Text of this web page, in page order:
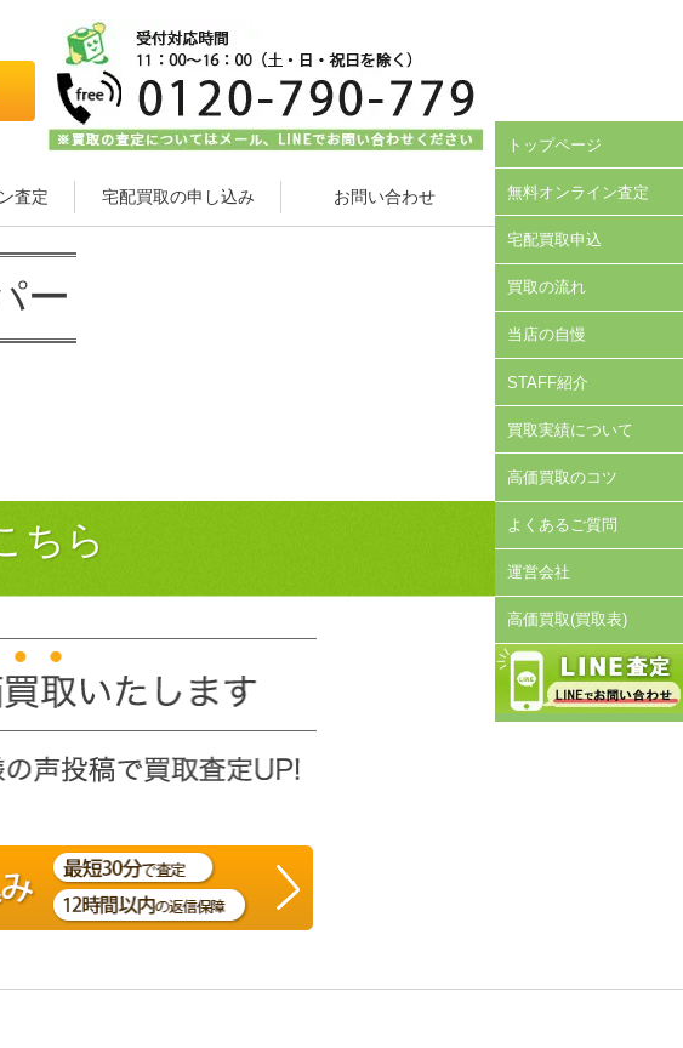
査定 宅配買取の申し込み お問い合わせ
ー
トップページ
無料オンライン査定
宅配買取申込
買取の流れ
当店の自慢
STAFF紹介
買取実績について
高価買取のコツ
よくあるご質問
運営会社
高価買取(買取表)
ちら